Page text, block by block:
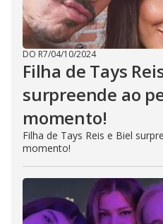
DO R7/04/10/2024
Filha de Tays
surpreende ao
momento!
Filha de Tays Reis e Biel
momento!